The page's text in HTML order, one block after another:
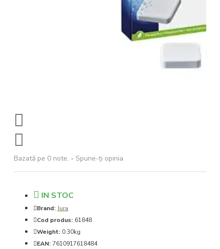
Bazată pe 0 note. - Spune-ţi opinia
IN STOC
Brand: Jura
Cod produs: 61848
Weight: 0.30kg
EAN: 7610917618484